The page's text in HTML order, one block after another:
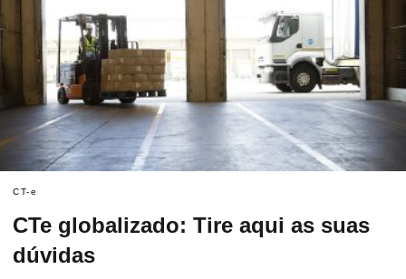
CT-e
CTe globalizado: Tire aqui as suas
dúvidas